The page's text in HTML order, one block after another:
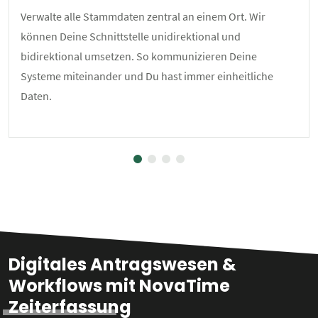
Verwalte alle Stammdaten zentral an einem Ort. Wir
können Deine Schnittstelle unidirektional und
bidirektional umsetzen. So kommunizieren Deine
Systeme miteinander und Du hast immer einheitliche
Daten.
Digitales Antragswesen &
Workflows mit NovaTime
Zeiterfassung